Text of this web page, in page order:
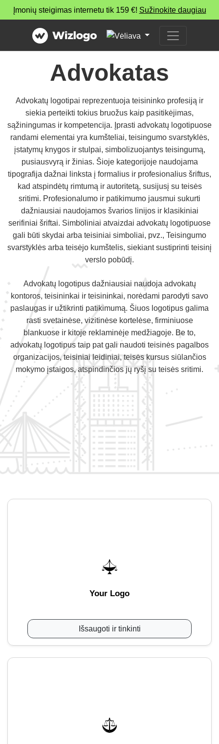
Įmonių steigimas internetu tik 159 €! Sužinokite daugiau
Advokatas
Advokatų logotipai reprezentuoja teisininko profesiją ir
siekia perteikti tokius bruožus kaip pasitikėjimas,
sąžiningumas ir kompetencija. Įprasti advokatų logotipuose
randami elementai yra kumšteliai, teisingumo svarstyklės,
įstatymų knygos ir stulpai, simbolizuojantys teisingumą,
pusiausvyrą ir žinias. Šioje kategorijoje naudojama
tipografija dažnai linksta į formalius ir profesionalius šriftus,
kad atspindėtų rimtumą ir autoritetą, susijusį su teisės
sritimi. Profesionalumo ir patikimumo jausmui sukurti
dažniausiai naudojamos švarios linijos ir klasikiniai
serifiniai šriftai. Simboliniai atvaizdai advokatų logotipuose
gali būti skydai arba teisiniai simboliai, pvz., Teisingumo
svarstyklės arba teisėjo kumštelis, siekiant sustiprinti teisinį
verslo pobūdį.
Advokatų logotipus dažniausiai naudoja advokatų
kontoros, teisininkai ir teisininkai, norėdami parodyti savo
paslaugas ir užtikrinti patikimumą. Šiuos logotipus galima
rasti svetainėse, vizitinėse kortelėse, firminiuose
blankuose ir kitoje reklaminėje medžiagoje. Be to,
advokatų logotipus taip pat gali naudoti teisinės pagalbos
organizacijos, teisiniai leidiniai, teisės kursus siūlančios
mokymo įstaigos, atspindinčios jų ryšį su teisės sritimi.
Your Logo
Išsaugoti ir tinkinti